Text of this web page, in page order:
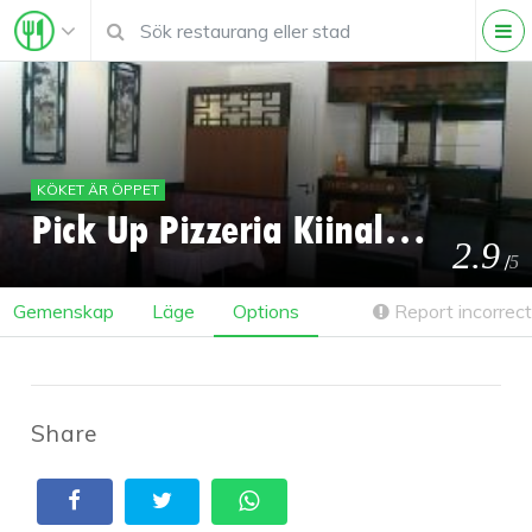
KÖKET ÄR ÖPPET
Pick Up Pizzeria Kiinalainen Ravintola 2.9 /5
Gemenskap Läge Options Report
Share